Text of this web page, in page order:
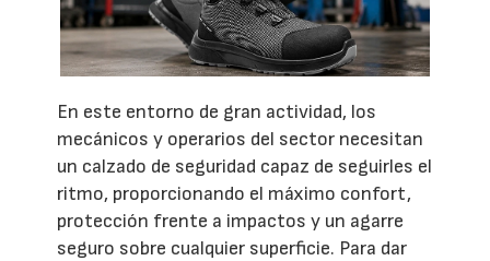
En este entorno de gran actividad, los
mecánicos y operarios del sector necesitan
un calzado de seguridad capaz de seguirles el
ritmo, proporcionando el máximo confort,
protección frente a impactos y un agarre
seguro sobre cualquier superficie. Para dar